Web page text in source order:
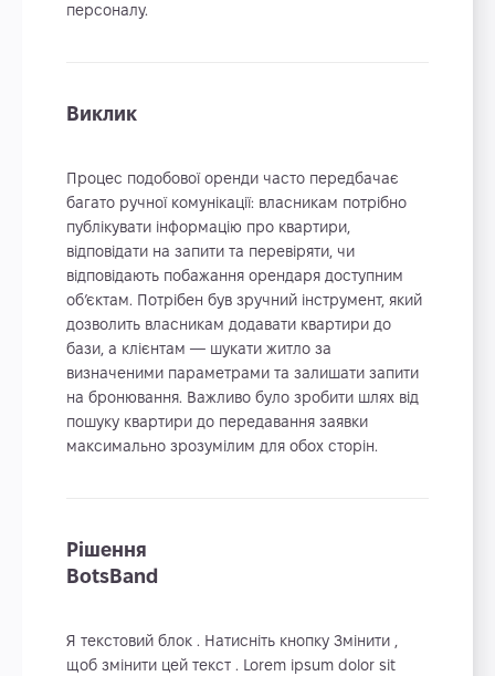
персоналу.
Виклик
Процес подобової оренди часто передбачає
багато ручної комунікації: власникам потрібно
публікувати інформацію про квартири,
відповідати на запити та перевіряти, чи
відповідають побажання орендаря доступним
об’єктам. Потрібен був зручний інструмент, який
дозволить власникам додавати квартири до
бази, а клієнтам — шукати житло за
визначеними параметрами та залишати запити
на бронювання. Важливо було зробити шлях від
пошуку квартири до передавання заявки
максимально зрозумілим для обох сторін.
Рішення
BotsBand
Я текстовий блок . Натисніть кнопку Змінити ,
щоб змінити цей текст . Lorem ipsum dolor sit